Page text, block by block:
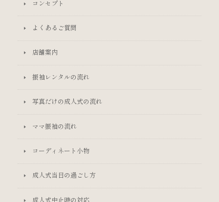
コンセプト
よくあるご質問
店舗案内
振袖レンタルの流れ
写真だけの成人式の流れ
ママ振袖の流れ
コーディネート小物
成人式当日の過ごし方
成人式中止時の対応